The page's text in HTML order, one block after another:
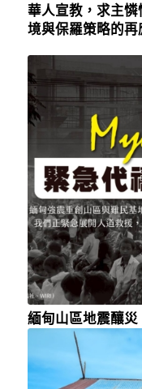
華人宣教，求主憐
境與保羅策略的再
緬甸山區地震釀災